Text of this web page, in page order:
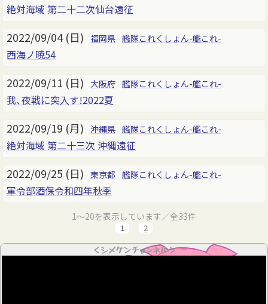
絶対海域 第二十二次仙台遠征
2022/09/04 (日) 福岡県 艦隊これくしょん-艦これ-
西海ノ暁54
2022/09/11 (日) 大阪府 艦隊これくしょん-艦これ-
我、夜戦に突入す!2022夏
2022/09/19 (月) 沖縄県 艦隊これくしょん-艦これ-
絶対海域 第二十三次 沖縄遠征
2022/09/25 (日) 東京都 艦隊これくしょん-艦これ-
軍令部酒保令和四年秋季
1～20を表示しています／全33件
1 2
＜シメケンチャンネル＞